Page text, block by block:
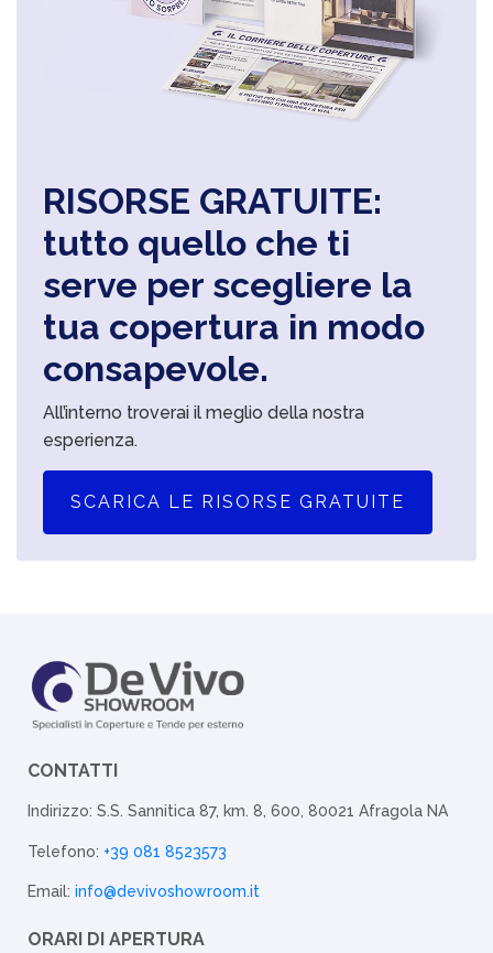
RISORSE GRATUITE:
tutto quello che ti
serve per scegliere la
tua copertura in modo
consapevole.
All’interno troverai il meglio della nostra
esperienza.
SCARICA LE RISORSE GRATUITE
CONTATTI
Indirizzo: S.S. Sannitica 87, km. 8, 600, 80021 Afragola NA
Telefono: +39 081 8523573
Email: info@devivoshowroom.it
ORARI DI APERTURA